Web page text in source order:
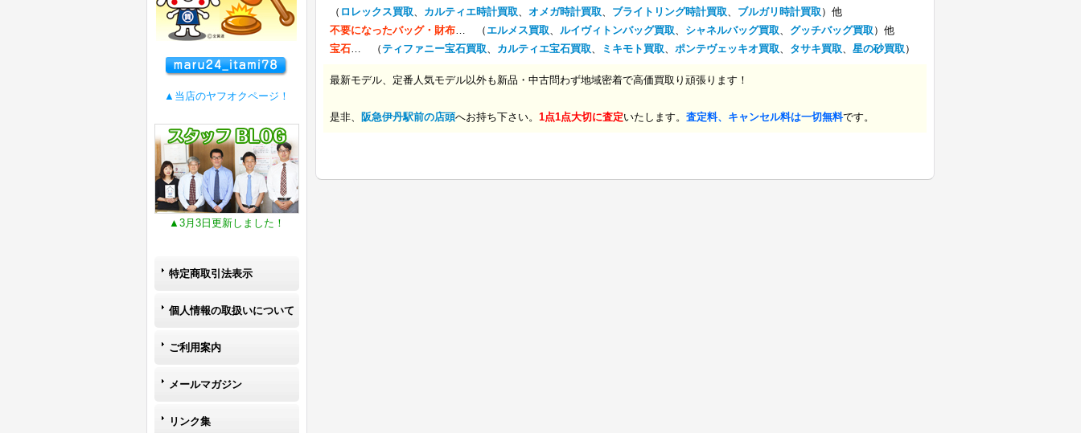
▲当店のヤフオクページ！
▲3月3日更新しました！
特定商取引法表示
個人情報の取扱いについて
ご利用案内
メールマガジン
リンク集
（ ロレックス買取、 カルティエ時計買取、 オメガ時計買取、 ブライトリング時計買取、 ブルガリ時計買取 ）他
不要になったバッグ・財布… （ エルメス買取、 ルイヴィトンバッグ買取、 シャネルバッグ買取、 グッチバッグ買取 ）他
宝石… （ティファニー宝石買取、 カルティエ宝石買取、 ミキモト買取、 ポンテヴェッキオ買取、 タサキ買取、 星の砂買取 ）
最新モデル、定番人気モデル以外も新品・中古問わず地域密着で高価買取り頑張ります！
是非、 阪急伊丹駅前の店頭へお持ち下さい。 1点1点大切に査定いたします。 査定料、キャンセル料は一切無料です。